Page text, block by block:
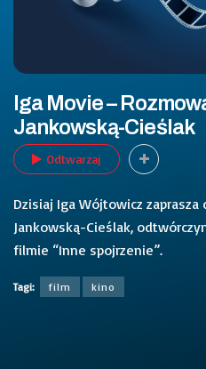
Iga Movie –
Jankowską-Cieślak
Odtwarzaj
Dzisiaj Iga Wójtowicz zaprasza
Jankowską-Cieślak,
filmie “Inne spojrzenie”.
Tagi: film kino